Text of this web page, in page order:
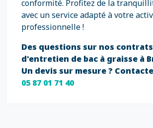
conformité. Profitez de la
avec un service adapté à votre
professionnelle !
Des questions sur nos contrats
d'entretien de bac à graisse à
Un devis sur mesure ?
05 87 01 71 40